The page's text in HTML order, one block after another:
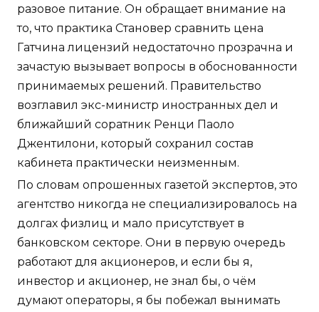
разовое питание. Он обращает внимание на
то, что практика Становер сравнить цена
Гатчина лицензий недостаточно прозрачна и
зачастую вызывает вопросы в обоснованности
принимаемых решений. Правительство
возглавил экс-министр иностранных дел и
ближайший соратник Ренци Паоло
Джентилони, который сохранил состав
кабинета практически неизменным.
По словам опрошенных газетой экспертов, это
агентство никогда не специализировалось на
долгах физлиц и мало присутствует в
банковском секторе. Они в первую очередь
работают для акционеров, и если бы я,
инвестор и акционер, не знал бы, о чём
думают операторы, я бы побежал вынимать